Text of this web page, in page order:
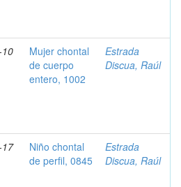
Mujer chontal
de cuerpo
entero, 1002
Estrada
Discua, Raúl
Niño chontal
de perfil, 0845
Estrada
Discua, Raúl